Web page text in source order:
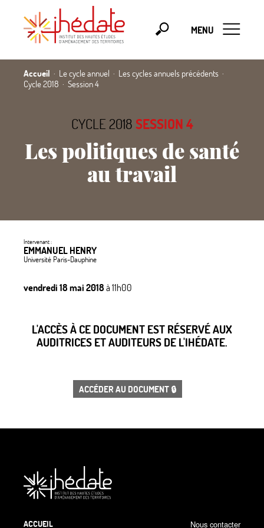
MENU
Accueil Le cycle annuel
Les cycles annuels précédents
Cycle 2018
Session 4
CYCLE 2018 SESSION 4
Les politiques de santé
au travail
Intervenant :
EMMANUEL HENRY
Université Paris-Dauphine
vendredi 18 mai 2018à 11h00
L'ACCÈS À CE DOCUMENT EST RÉSERVÉ AUX
AUDITRICES ET AUDITEURS DE L'IHÉDATE.
ACCÉDER AU DOCUMENT 🔒
ACCUEIL Nous contacter